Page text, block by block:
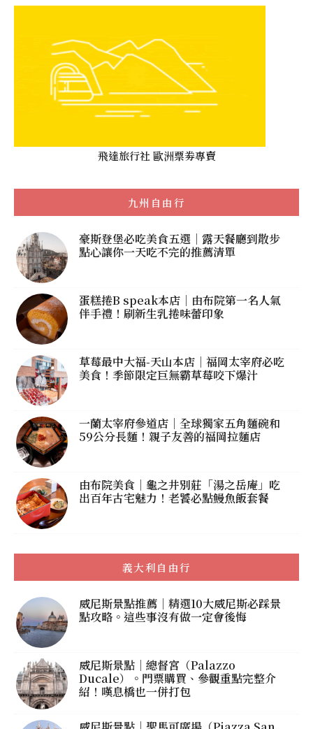
飛達旅行社 歐洲票劵專賣
九州自由行
豪斯登堡必吃美食五選｜露天餐廳到散步
點心讓你一天吃不完的推薦清單
蛋糕捲B speak本店｜由布院第一名人氣
伴手禮！刷新生乳捲味蕾印象
草莓最中大福-天山本店｜福岡太宰府必吃
美食！季節限定巨無霸草莓咬下爆汁
一蘭太宰府參道店｜全球獨家五角麵碗和
59公分長麵！親子友善的福岡拉麵店
由布院美食｜龜之井別莊「湯之岳庵」吃
出百年古宅魅力！老饕必點鰻魚飯套餐
義大利自由行
威尼斯景點推薦｜精選10大威尼斯必踩景
點攻略。這些事沒有做一定會後悔
威尼斯景點｜總督宮（Palazzo
Ducale）。門票購買、參觀重點完整介
紹！嘆息橋也一併打包